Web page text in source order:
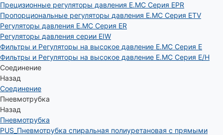
Прецизионные регуляторы давления E.MC Серия EPR
Пропорциональные регуляторы давления E.MC Серия ETV
Регуляторы давления E.MC Серия ER
Регуляторы давления серии EIW
Фильтры и Регуляторы на высокое давление E.MC Серия E
Фильтры и Регуляторы на высокое давление E.MC Серия E/H
Соединение
Назад
Соединение
Пневмотрубка
Назад
Пневмотрубка
PUS_Пневмотрубка спиральная полиуретановая с прямыми